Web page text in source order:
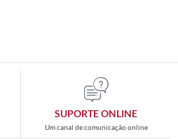
SUPORTE ONLINE
Um canal de comunicação online